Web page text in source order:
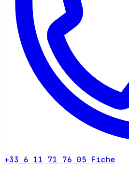
+33 6 11 71 76 05 Fiche